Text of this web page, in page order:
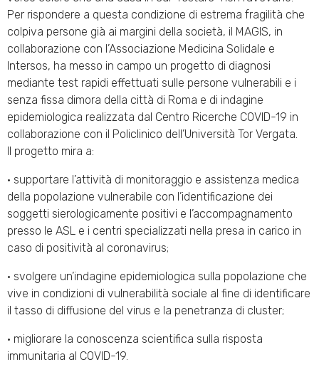
Per rispondere a questa condizione di estrema fragilità che
colpiva persone già ai margini della società, il MAGIS, in
collaborazione con l’Associazione Medicina Solidale e
Intersos, ha messo in campo un progetto di diagnosi
mediante test rapidi effettuati sulle persone vulnerabili e i
senza fissa dimora della città di Roma e di indagine
epidemiologica realizzata dal Centro Ricerche COVID-19 in
collaborazione con il Policlinico dell’Università Tor Vergata.
Il progetto mira a:
• supportare l’attività di monitoraggio e assistenza medica
della popolazione vulnerabile con l’identificazione dei
soggetti sierologicamente positivi e l’accompagnamento
presso le ASL e i centri specializzati nella presa in carico in
caso di positività al coronavirus;
• svolgere un’indagine epidemiologica sulla popolazione che
vive in condizioni di vulnerabilità sociale al fine di identificare
il tasso di diffusione del virus e la penetranza di cluster;
• migliorare la conoscenza scientifica sulla risposta
immunitaria al COVID-19.